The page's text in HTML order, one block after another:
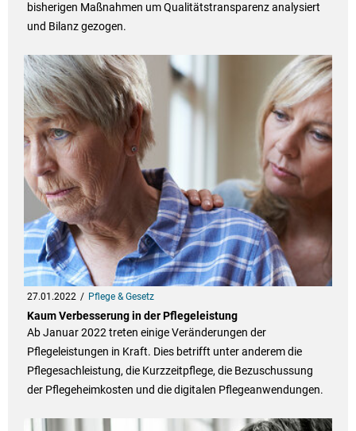
bisherigen Maßnahmen um Qualitätstransparenz analysiert
und Bilanz gezogen.
27.01.2022 Pflege & Gesetz
Kaum Verbesserung in der Pflegeleistung
Ab Januar 2022 treten einige Veränderungen der
Pflegeleistungen in Kraft. Dies betrifft unter anderem die
Pflegesachleistung, die Kurzzeitpflege, die Bezuschussung
der Pflegeheimkosten und die digitalen Pflegeanwendungen.